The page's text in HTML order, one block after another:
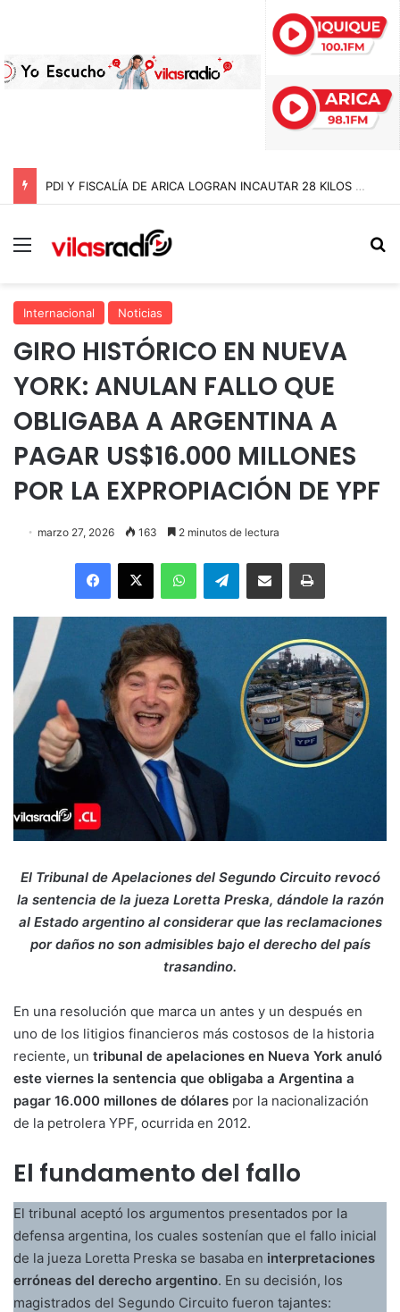
PDI Y FISCALÍA DE ARICA LOGRAN INCAUTAR 28 KILOS DE MARIHUANA OCULTOS EN UN CAMIÓN DE ALTO TONELAJE EN CHUNGARÁ
Menú
Internacional Noticias
GIRO HISTÓRICO EN NUEVA
YORK: ANULAN FALLO QUE
OBLIGABA A ARGENTINA A
PAGAR US$16.000 MILLONES
POR LA EXPROPIACIÓN DE YPF
marzo 27, 2026 163 2 minutos de lectura
Facebook
X WhatsAppTelegramEnviar vía email Imprimir
El Tribunal de Apelaciones del Segundo Circuito revocó
la sentencia de la jueza Loretta Preska, dándole la razón
al Estado argentino al considerar que las reclamaciones
por daños no son admisibles bajo el derecho del país
trasandino.
En una resolución que marca un antes y un después en
uno de los litigios financieros más costosos de la historia
reciente, un tribunal de apelaciones en Nueva York anuló
este viernes la sentencia que obligaba a Argentina a
pagar 16.000 millones de dólares por la nacionalización
de la petrolera YPF, ocurrida en 2012.
El fundamento del fallo
El tribunal aceptó los argumentos presentados por la
defensa argentina, los cuales sostenían que el fallo inicial
de la jueza Loretta Preska se basaba en interpretaciones
erróneas del derecho argentino. En su decisión, los
magistrados del Segundo Circuito fueron tajantes: